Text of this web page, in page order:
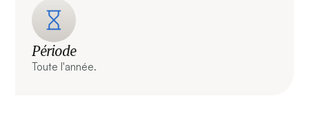
Période
Toute l'année.